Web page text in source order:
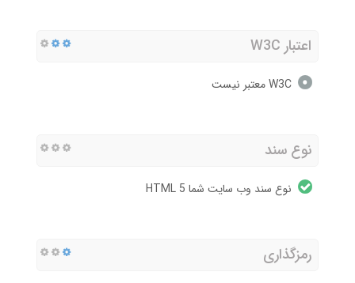
اعتبار W3C
W3C معتبر نیست
نوع سند
نوع سند وب سایت شما HTML 5
رمزگذاری